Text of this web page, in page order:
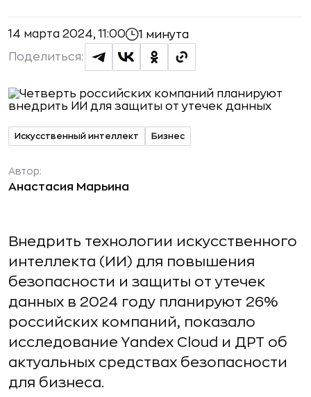
14 марта 2024, 11:00 1 минута
Поделиться:
Искусственный интеллект Бизнес
Автор:
Анастасия Марьина
Внедрить технологии искусственного
интеллекта (ИИ) для повышения
безопасности и защиты от утечек
данных в 2024 году планируют 26%
российских компаний, показало
исследование Yandex Cloud и ДРТ об
актуальных средствах безопасности
для бизнеса.